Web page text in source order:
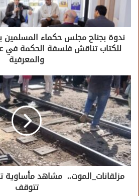
ندوة بجناح مجلس حكماء المسلمين
للكتاب تناقش فلسفة الحكمة في
والمعرفية
مزلقانات_الموت.. مشاهد مأساوية
تتوقف